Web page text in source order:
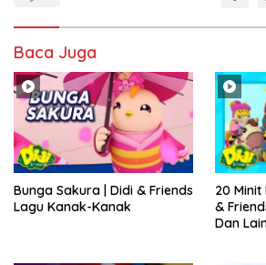
Baca Juga
Bunga Sakura | Didi & Friends
Lagu Kanak-Kanak
20
&
Dan